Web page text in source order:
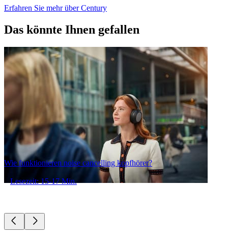
Erfahren Sie mehr über Century
Das könnte Ihnen gefallen
Wie funktionieren noise cancelling kopfhörer?
Lesezeit: 15-17 Min.